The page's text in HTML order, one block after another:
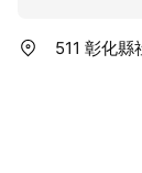
511 彰化